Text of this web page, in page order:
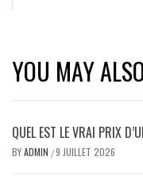
YOU MAY
QUEL EST LE VRAI PRIX
BYADMIN /9 JUILLET 2026